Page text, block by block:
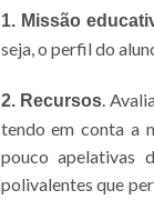
1. Missão
seja, o perfil do
2. Recursos .
tendo em conta a
pouco apelativas
polivalentes que